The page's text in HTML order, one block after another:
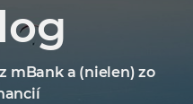
mBank a (nielen) zo